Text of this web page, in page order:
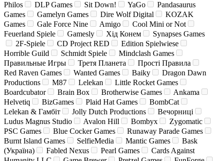
Philos
DLP Games Sit Down! YaGo
Pandasaurus
Games
Gamelyn Games Dire Wolf Digital
KOZAK
Games
Gale Force Nine Amigo
Cool Mini or Not
Feuerland Spiele
Gamesly Хід Конем
Synapses Games
2F-Spiele
CD Project RED
Edition Spielwiese
Horrible Guild
Schmidt Spiele
Mindclash Games
Правильные Игры
Третя Планета
Прості Правила
Red Raven Games
Wanted Games Baiky
Dragon Dawn
Productions
M87 Lelekan
Little Rocket Games
Boardcubator
Brain Box Brotherwise Games
Ankama
Helvetiq
BizGames Plaid Hat Games
BombCat
Lelekan & Гамбіт
Jolly Dutch Productions
Вечорниці
Ludus Magnus Studio
Avalon Hill Bombyx
Zygomatic
PSC Games
Blue Cocker Games
Runaway Parade Games
Burnt Island Games
SelfieMedia Mantic Games
Bask
(Україна)
Fabled Nexus Pearl Games
Cards Against